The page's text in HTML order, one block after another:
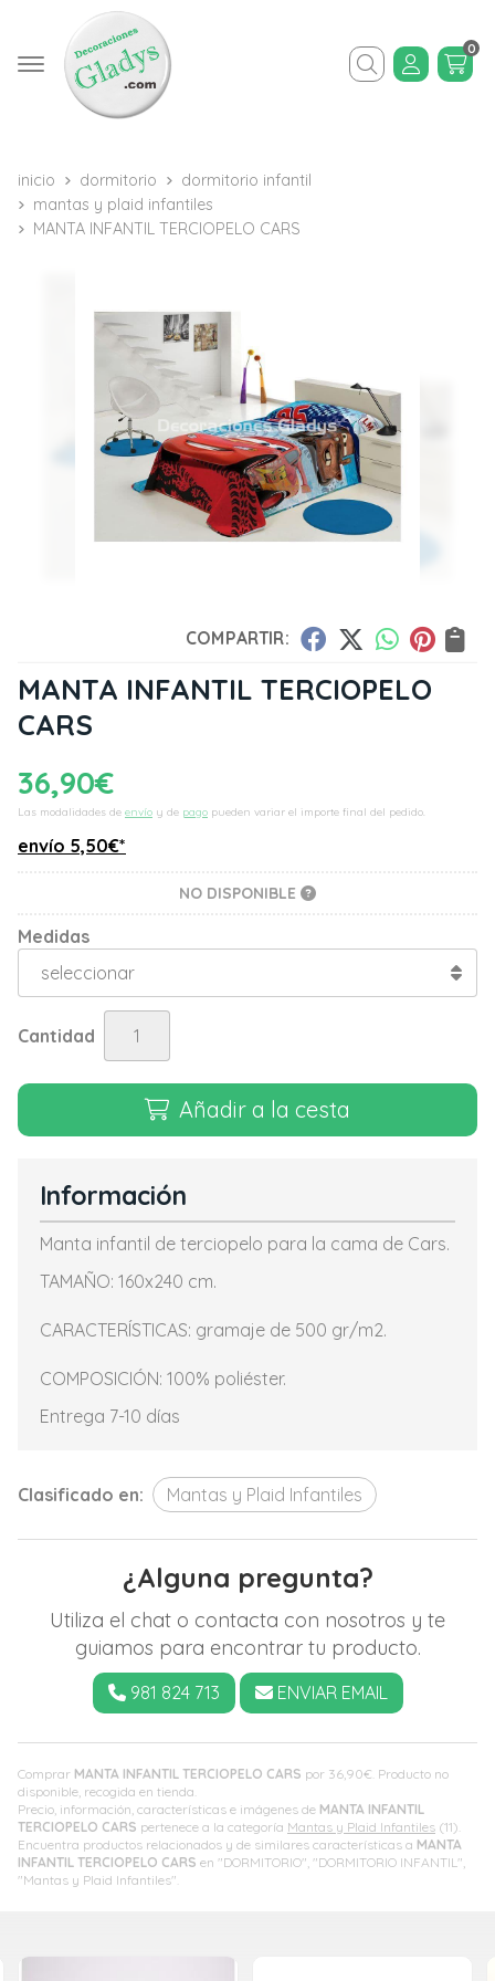
Buscar
0
inicio dormitorio
dormitorio infantil
mantas y plaid infantiles
MANTA INFANTIL TERCIOPELO CARS
COMPARTIR:
MANTA INFANTIL TERCIOPELO
CARS
36,90€
Las modalidades de envío y de pago pueden variar el importe final del pedido.
envío 5,50€*
NO DISPONIBLE
Medidas
Cantidad
Añadir a la cesta
Comprar MANTA INFANTIL TERCIOPELO CARS por 36,90€ . Producto no
disponible, recogida en tienda.
Precio, información, características e imágenes de MANTA INFANTIL
TERCIOPELO CARS pertenece a la categoría Mantas y Plaid Infantiles (11).
Encuentra productos relacionados y de similares características a MANTA
INFANTIL TERCIOPELO CARS en "DORMITORIO", "DORMITORIO INFANTIL",
"Mantas y Plaid Infantiles".
Información
Manta infantil de terciopelo para la cama de Cars.
TAMAÑO: 160x240 cm.
CARACTERÍSTICAS: gramaje de 500 gr/m2.
COMPOSICIÓN: 100% poliéster.
Entrega 7-10 días
Clasificado en: Mantas y Plaid Infantiles
¿Alguna pregunta?
Utiliza el chat o contacta con nosotros y te
guiamos para encontrar tu producto.
981 824 713 ENVIAR EMAIL